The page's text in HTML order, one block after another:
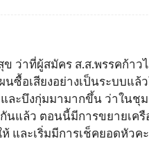
ข ว่าที่ผู้สมัคร ส.ส.พรรคก้า
นซื้อเสียงอย่างเป็นระบบแ
ละบึงกุ่มมามากขึ้น ว่าในชุ
กันแล้ว ตอนนี้มีการขยายเค
และเริ่มมีการเช็คยอดหัว